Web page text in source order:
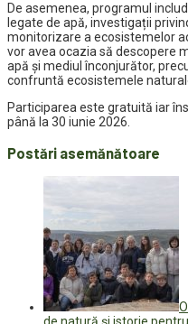
De asemenea, programul
legate de apă, investigații
monitorizare a ecosistemelor
vor avea ocazia să descopere
apă și mediul înconjurător,
confruntă ecosistemele
Participarea este gratuită iar
până la 30 iunie 2026.
Postări asemănătoare